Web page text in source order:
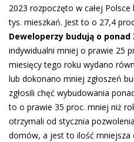
2023 rozpoczęto w całej
tys. mieszkań. Jest to o 27,4
Deweloperzy budują o ponad
indywidualni mniej o prawie 25
miesięcy tego roku wydano
lub dokonano mniej zgłoszeń
zgłosili chęć wybudowania
to o prawie 35 proc. mniej niż
otrzymali od stycznia
domów, a jest to ilość mniejsza